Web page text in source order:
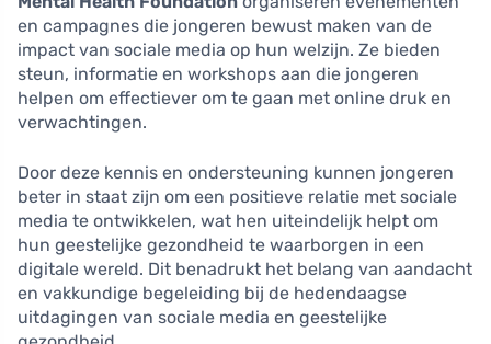
en campagnes die jongeren bewust maken van de
impact van sociale media op hun welzijn. Ze bieden
steun, informatie en workshops aan die jongeren
helpen om effectiever om te gaan met online druk en
verwachtingen.
Door deze kennis en ondersteuning kunnen jongeren
beter in staat zijn om een positieve relatie met sociale
media te ontwikkelen, wat hen uiteindelijk helpt om
hun geestelijke gezondheid te waarborgen in een
digitale wereld. Dit benadrukt het belang van aandacht
en vakkundige begeleiding bij de hedendaagse
uitdagingen van sociale media en geestelijke